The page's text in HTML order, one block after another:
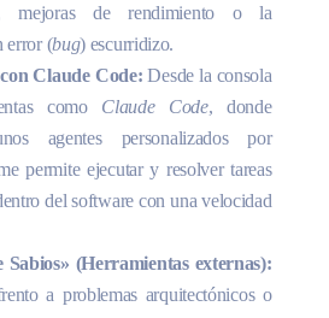
mejoras de rendimiento o la
error (bug) escurridizo.
Claude Code: Desde la consola
como Claude Code, donde
agentes personalizados por
permite ejecutar y resolver tareas
del software con una velocidad
Sabios» (Herramientas externas):
a problemas arquitectónicos o